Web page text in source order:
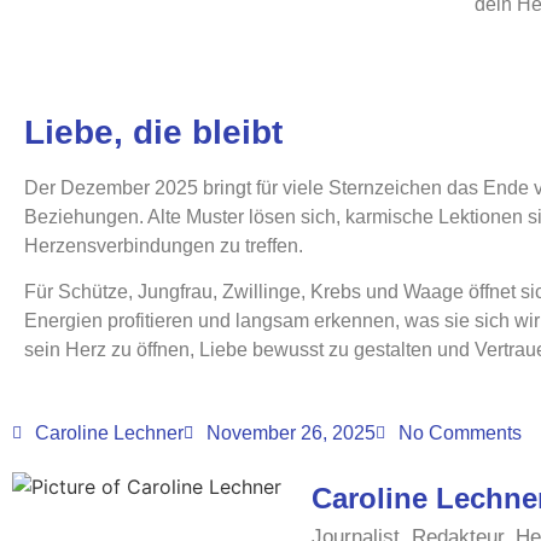
dein
Liebe, die bleibt
Der Dezember 2025 bringt für viele Sternzeichen das
Beziehungen. Alte Muster lösen sich, karmische Lektionen
Herzensverbindungen zu treffen.
Für Schütze, Jungfrau, Zwillinge, Krebs und Waage öffnet
Energien profitieren und langsam erkennen, was sie sich
sein Herz zu öffnen, Liebe bewusst zu gestalten und
Caroline Lechner November 26, 2025 No Comments
Caroline